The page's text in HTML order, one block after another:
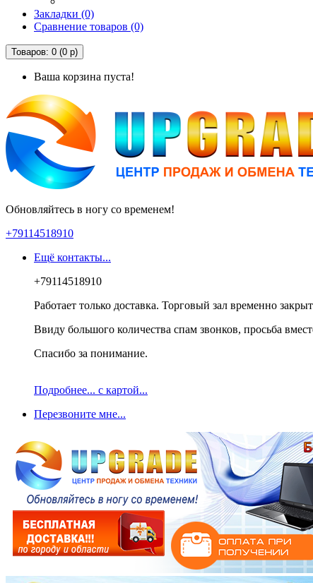
Закладки (0)
Сравнение товаров (0)
Товаров: 0 (0 р)
Ваша корзина пуста!
Обновляйтесь в ногу со временем!
+79114518910
Ещё контакты...
+79114518910
Работает только доставка. Торговый зал временно
Ввиду большого количества спам звонков, просьба
Спасибо за понимание.
Подробнее... с картой...
Перезвоните мне...